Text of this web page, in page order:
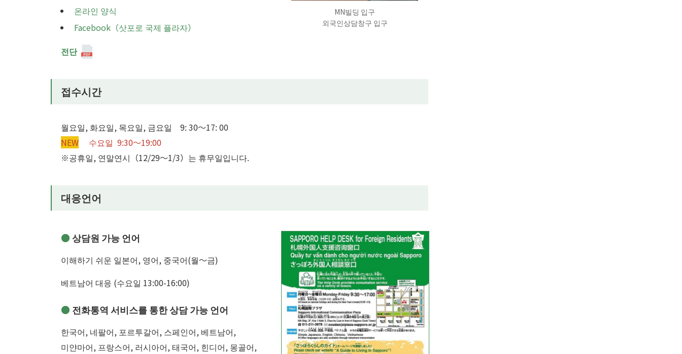
온라인 양식
Facebook（삿포로 국제 플라자）
전단
MN빌딩 입구
외국인상담창구 입구
접수시간
월요일, 화요일, 목요일, 금요일 9: 30～17: 00
NEW 수요일 9:30～19:00
※공휴일, 연말연시（12/29～1/3）는 휴무일입니다.
대응언어
상담원 가능 언어
이해하기 쉬운 일본어, 영어, 중국어(월～금)
베트남어 대응 (수요일 13:00-16:00)
전화통역 서비스를 통한 상담 가능 언어
한국어, 네팔어, 포르투갈어, 스페인어, 베트남어,
미얀마어, 프랑스어, 러시아어, 태국어, 힌디어, 몽골어,